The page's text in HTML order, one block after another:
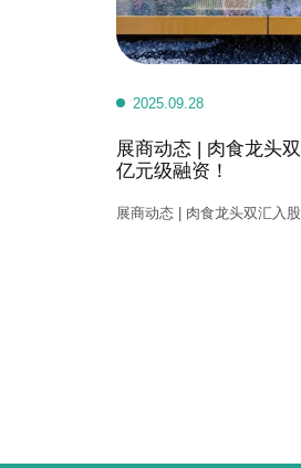
2025.09.28
展商动态 | 肉食龙头
亿元级融资！
展商动态 | 肉食龙头双汇入